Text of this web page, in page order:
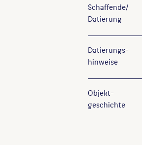
Schaffende/
Datierung
Datierungs­
hinweise
Objekt­
geschichte